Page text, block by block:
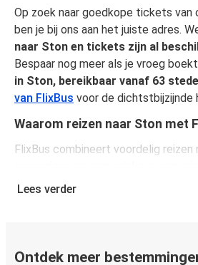
Op zoek naar goedkope tickets van
ben je bij ons aan het juiste adres.
naar Ston en tickets zijn al
Bespaar nog meer als je vroeg
in Ston, bereikbaar vanaf 63
van FlixBus voor de dichtstbijzijnde
Waarom reizen naar Ston met
FlixBus combineert voordelig
Reis comfortabel van of naar Ston
handbagage en één stuk ruimbagage
Lees verder
Ontdek meer